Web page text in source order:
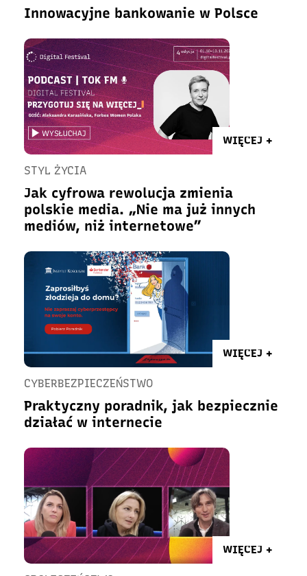
Innowacyjne bankowanie w Polsce
WIĘCEJ +
STYL ŻYCIA
Jak cyfrowa rewolucja zmienia
polskie media. „Nie ma już innych
mediów, niż internetowe”
WIĘCEJ +
CYBERBEZPIECZEŃSTWO
Praktyczny poradnik, jak bezpiecznie
działać w internecie
WIĘCEJ +